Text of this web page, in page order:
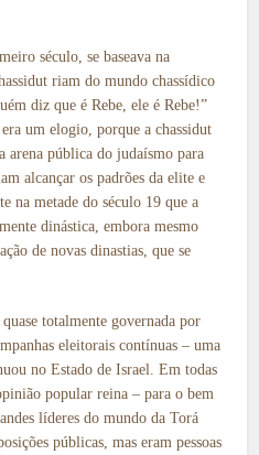
século, se baseava na
riam do mundo chassídico
diz que é Rebe, ele é Rebe!”
um elogio, porque a chassidut
arena pública do judaísmo para
alcançar os padrões da elite e
na metade do século 19 que a
dinástica, embora mesmo
de novas dinastias, que se
totalmente governada por
eleitorais contínuas – uma
no Estado de Israel. Em todas
popular reina – para o bem
líderes do mundo da Torá
públicas, mas eram pessoas